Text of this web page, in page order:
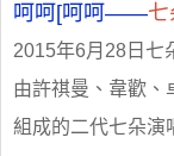
呵呵[呵呵——
2015年6月28日七
由許祺曼、韋歡、
組成的二代七朵演